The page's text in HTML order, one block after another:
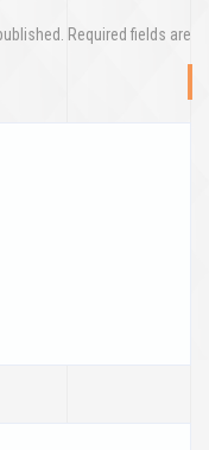
Required fields are